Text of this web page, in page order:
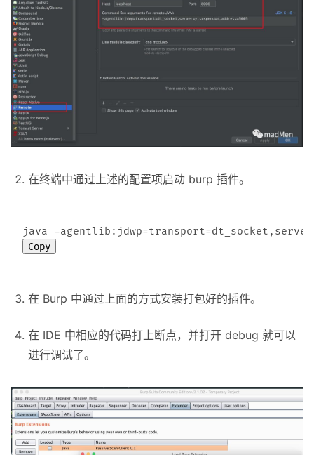
在终端中通过上述的配置项启动 burp 插件。
Copy
在 Burp 中通过上面的方式安装打包好的插件。
在 IDE 中相应的代码打上断点，并打开 debug 就可以
进行调试了。